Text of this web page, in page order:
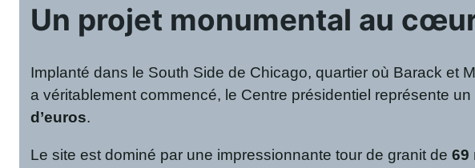
Un projet monumental au
Implanté dans le South Side de Chicago, quartier où Barack et
a véritablement commencé, le Centre présidentiel représente
d’euros.
Le site est dominé par une impressionnante tour de granit de69